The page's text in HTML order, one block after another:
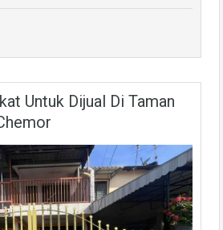
Untuk Dijual Di Taman